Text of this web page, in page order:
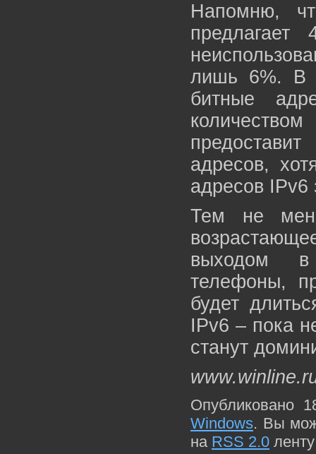
Напомню,
лишь 6%. В
битные
адресов,
адресов IPv6
Тем не
выходом в
телефоны,
будет
IPv6 – пока
станут
Опубликовано
Windows. Вы
на RSS 2.0